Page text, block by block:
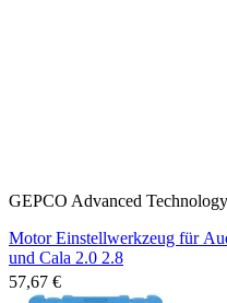
GEPCO Advanced Technology
Motor Einstellwerkzeug für
und Cala 2.0 2.8
57,67 €